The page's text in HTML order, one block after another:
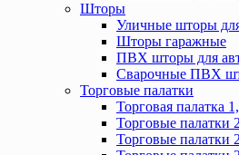
Шторы
Уличные шторы
Шторы гаражные
ПВХ шторы для
Сварочные ПВХ
Торговые палатки
Торговая палатка
Торговые палатки
Торговые палатки